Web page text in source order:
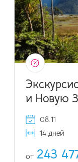
и Новую
Санкт-
08.11
14 дней
от 243